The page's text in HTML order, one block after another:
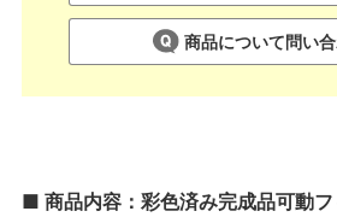
商品について問い
■ 商品内容：彩色済み完成品可動